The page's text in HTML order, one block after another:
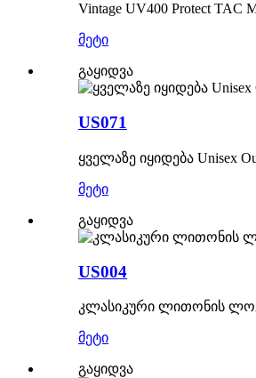
Vintage UV400 Protect
მეტი
გაყიდვა
US071
ყველაზე იყიდება Unisex
მეტი
გაყიდვა
US004
კლასიკური ლითონის
მეტი
გაყიდვა